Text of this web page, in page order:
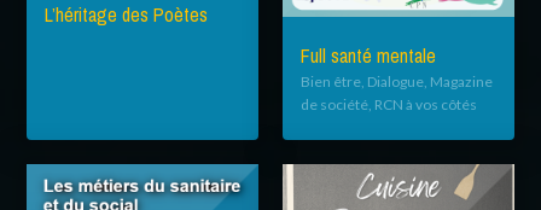
L’héritage des Poètes
Full santé mentale
Bien être, Dialogue, Magazine
de société, RCN à vos côtés